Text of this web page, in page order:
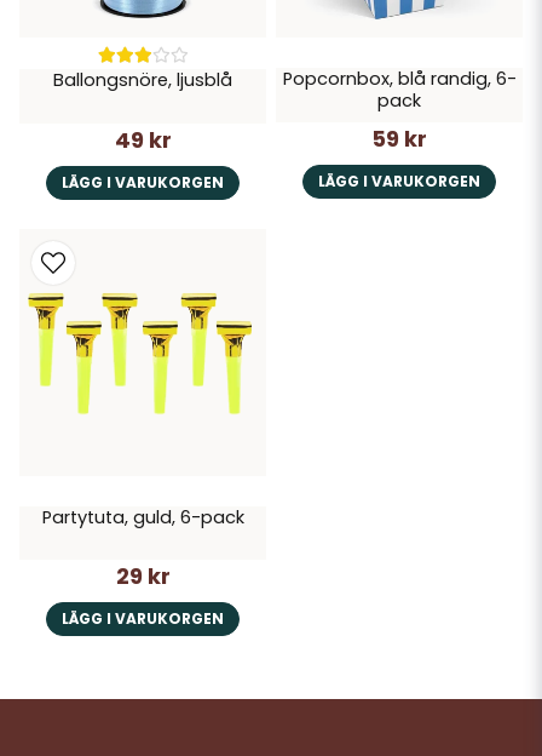
Ballongsnöre, ljusblå
49 kr
LÄGG I VARUKORGEN
Popcornbox, blå randig, 6-
pack
59 kr
LÄGG I VARUKORGEN
Partytuta, guld, 6-pack
29 kr
LÄGG I VARUKORGEN